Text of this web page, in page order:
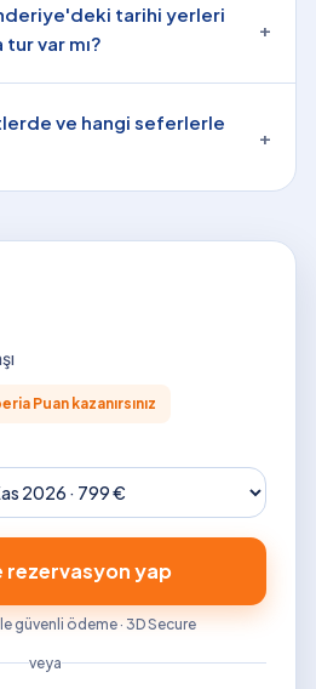
tarihi yerleri
var mı?
+
ve hangi seferlerle
+
Puan kazanırsınız
rezervasyon yap
güvenli ödeme · 3D Secure
veya